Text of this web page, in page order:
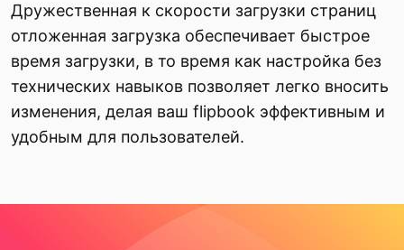
Дружественная к скорости загрузки страниц
отложенная загрузка обеспечивает быстрое
время загрузки, в то время как настройка без
технических навыков позволяет легко вносить
изменения, делая ваш flipbook эффективным и
удобным для пользователей.